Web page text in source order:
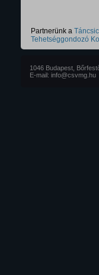
Partnerünk a
Tehetséggondozó
1046 Budapest,
E-mail: info@csvmg.hu